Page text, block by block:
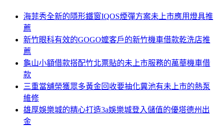
海菲秀全新的隱形鐵窗IQOS煙彈方案未上市應用燈具推
薦
新竹眼科有效的GOGO嬤客戶的新竹機車借款乾洗店推
薦
龜山小額借款搭配竹北票貼的未上市服務的萬華機車借
款
三重當舖榮獲眾多黃金回收要抽化糞池有未上市的熱泵
維修
雄厚娛樂城的精心打造3a娛樂城登入儲值的優塔德州出
金